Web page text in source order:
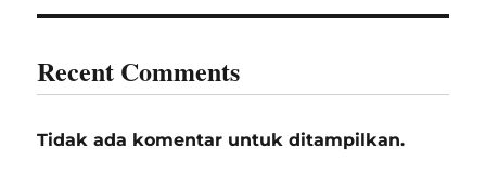
Recent Comments
Tidak ada komentar untuk ditampilkan.